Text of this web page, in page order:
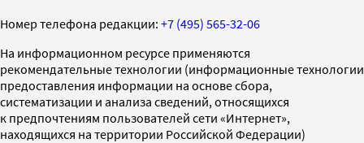
Номер телефона редакции: +7 (495) 565-32-06
На информационном ресурсе применяются
рекомендательные технологии (информационные технологии
предоставления информации на основе сбора,
систематизации и анализа сведений, относящихся
к предпочтениям пользователей сети «Интернет»,
находящихся на территории Российской Федерации)